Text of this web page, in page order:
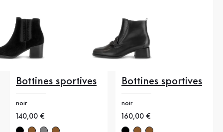
Bottines sportives
noir
Nouveau prix
140,00 €
Bottines sportives
noir
Nouveau prix
160,00 €